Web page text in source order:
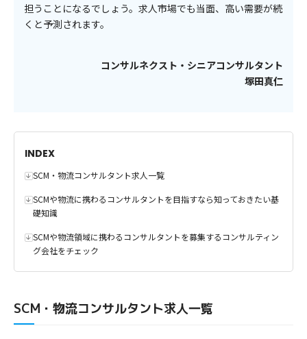
担うことになるでしょう。求人市場でも当面、高い需要が続
くと予測されます。
コンサルネクスト・ シニアコンサルタント
塚田真仁
INDEX
SCM・物流コンサルタント求人一覧
SCMや物流に携わるコンサルタントを目指すなら知っておきたい基
礎知識
SCMや物流領域に携わるコンサルタントを募集するコンサルティン
グ会社をチェック
SCM・物流コンサルタント求人一覧